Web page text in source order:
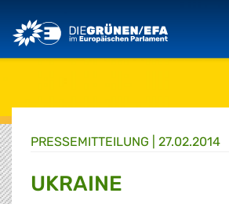
Greens/EFA Home
PRESSE­MITTEILUNG 27.02.2014
UKRAINE